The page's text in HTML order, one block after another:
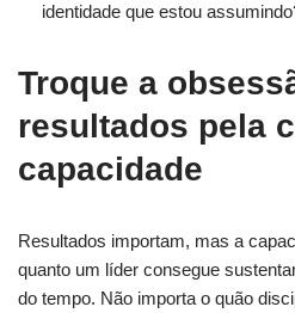
identidade que estou
Troque a
resultados pela
capacidade
Resultados importam, mas a
quanto um líder consegue
do tempo. Não importa o quão